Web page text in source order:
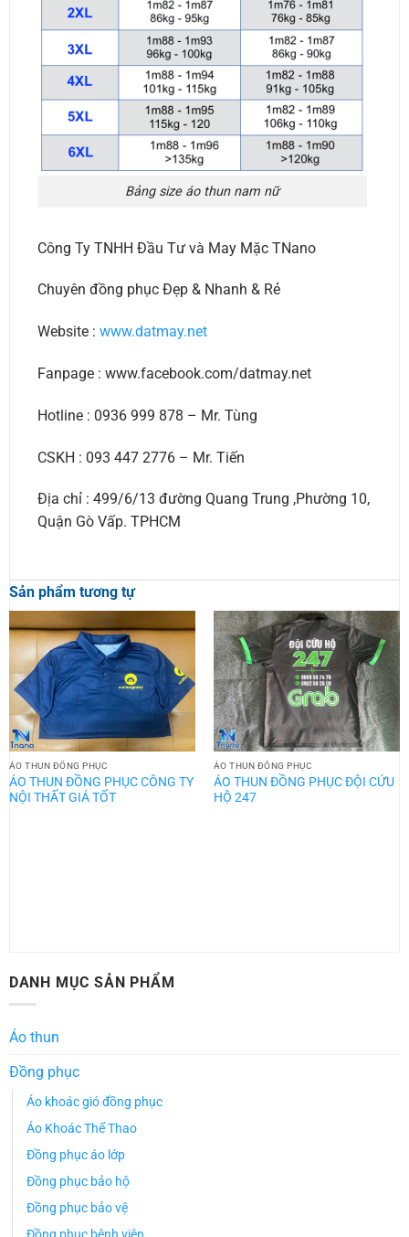
Bảng size áo thun nam nữ
Công Ty TNHH Đầu Tư và May Mặc TNano
Chuyên đồng phục Đẹp & Nhanh & Rẻ
Website : www.datmay.net
Fanpage : www.facebook.com/datmay.net
Hotline : 0936 999 878 – Mr. Tùng
CSKH : 093 447 2776 – Mr. Tiến
Địa chỉ : 499/6/13 đường Quang Trung ,Phường 10,
Quận Gò Vấp. TPHCM
Sản phẩm tương tự
ÁO THUN ĐỒNG PHỤC
ÁO THUN ĐỒNG PHỤC CÔNG TY
NỘI THẤT GIÁ TỐT
ÁO THUN ĐỒNG PHỤC
ÁO THUN ĐỒNG PHỤC ĐỘI CỨU
HỘ 247
DANH MỤC SẢN PHẨM
Áo thun
Đồng phục
Áo khoác gió đồng phục
Áo Khoác Thể Thao
Đồng phục áo lớp
Đồng phục bảo hộ
Đồng phục bảo vệ